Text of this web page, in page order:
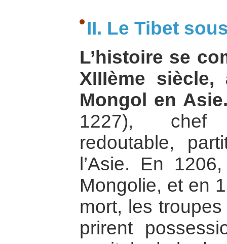
II. Le Tibet
L’histoire se
XIIIème
Mongol en
1227), chef
redoutable,
l’Asie. En
Mongolie, et en
mort, les
prirent